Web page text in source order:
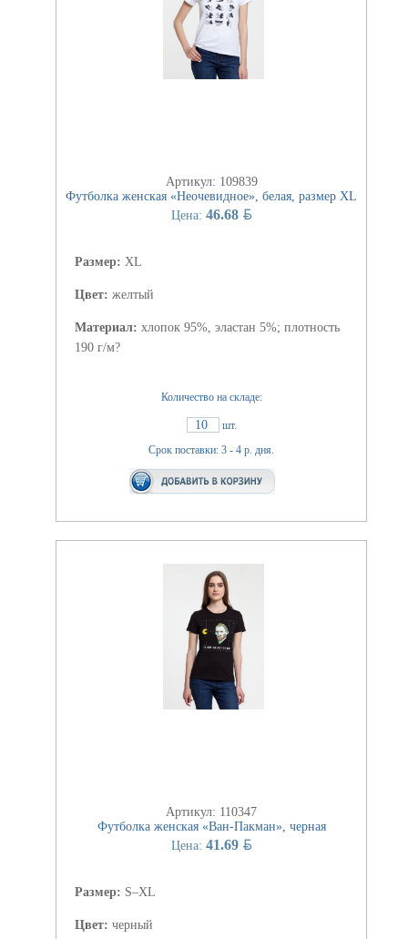
Артикул: 109839
Футболка женская «Неочевидное», белая, размер XL
Цена: 46.68 BYN
Размер: XL
Цвет: желтый
Материал: хлопок 95%, эластан 5%; плотность
190 г/м?
Количество на складе:
10
шт.
Срок поставки: 3 - 4 р. дня.
Артикул: 110347
Футболка женская «Ван-Пакман», черная
Цена: 41.69 BYN
Размер: S–XL
Цвет: черный